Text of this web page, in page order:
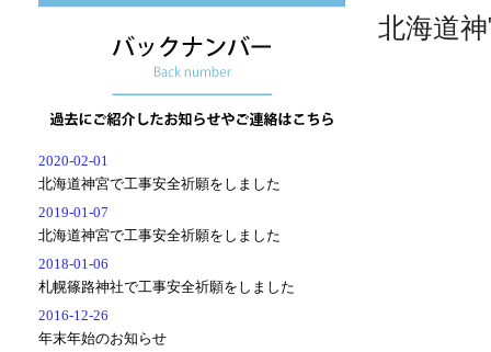
2020-02-01
北海道神宮で工事安全祈願をしました
2019-01-07
北海道神宮で工事安全祈願をしました
2018-01-06
札幌篠路神社で工事安全祈願をしました
2016-12-26
年末年始のお知らせ
北海道